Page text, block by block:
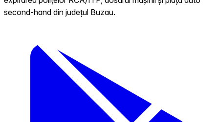
second-hand din județul Buzau.